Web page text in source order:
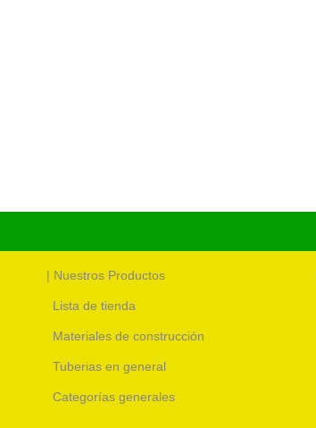
| Nuestros Productos
Lista de tienda
Materiales de construcción
Tuberias en general
Categorías generales